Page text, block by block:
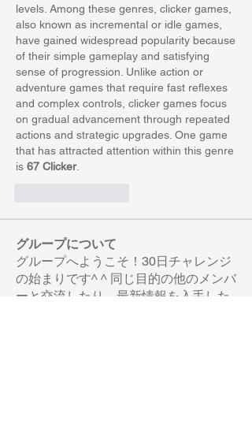
levels. Among these genres, clicker games,
also known as incremental or idle games,
have gained widespread popularity because
of their simple gameplay and satisfying
sense of progression. Unlike action or
adventure games that require fast reflexes
and complex controls, clicker games focus
on gradual advancement through repeated
actions and strategic upgrades. One game
that has attracted attention within this genre
is 67 Clicker.
グループについて
グループへようこそ！30日チャレンジ
の始まりです^ ^ 同じ目的の他のメンバ
ーと交流したり、最新情報を入手した